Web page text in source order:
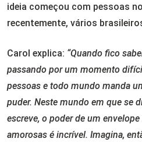
ideia começou com pessoas
recentemente, vários
Carol explica: “Quando fico
passando por um momento
pessoas e todo mundo manda
puder. Neste mundo em que se
escreve, o poder de um
amorosas é incrível. Imagina,